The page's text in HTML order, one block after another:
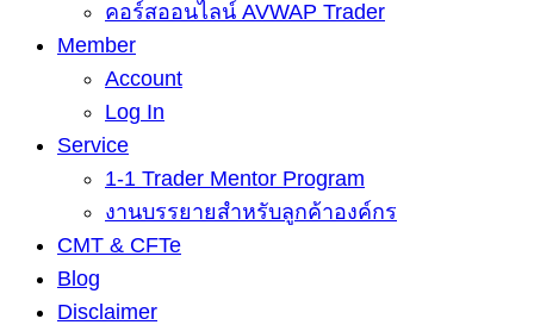
คอร์สออนไลน์ AVWAP Trader
Member
Account
Log In
Service
1-1 Trader Mentor Program
งานบรรยายสำหรับลูกค้าองค์กร
CMT & CFTe
Blog
Disclaimer